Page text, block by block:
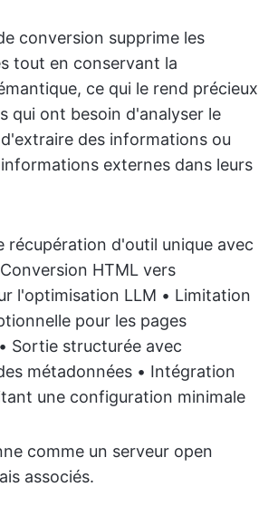
conversion supprime les
tout en conservant la
ce qui le rend précieux
qui ont besoin d'analyser le
des informations ou
externes dans leurs
récupération d'outil unique avec
HTML vers
l'optimisation LLM • Limitation
pour les pages
Sortie structurée avec
métadonnées • Intégration
une configuration minimale
comme un serveur open
associés.